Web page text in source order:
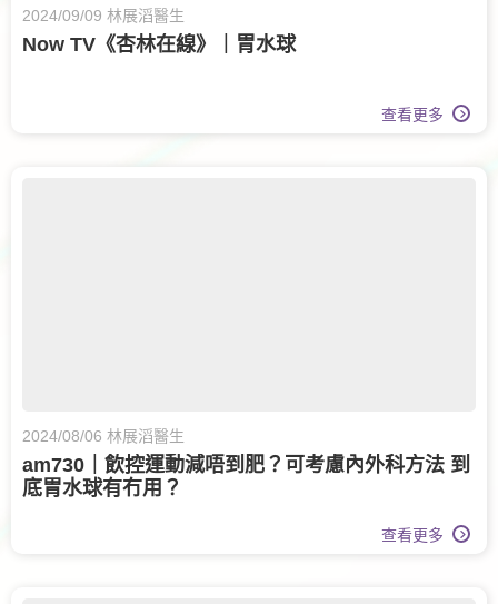
2024/09/09 林展滔醫生
Now TV《杏林在線》｜胃水球
查看更多
2024/08/06 林展滔醫生
am730｜飲控運動減唔到肥？可考慮內外科方法 到
底胃水球有冇用？
查看更多